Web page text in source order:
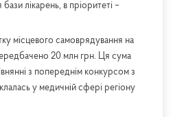
лікарень, в пріоритеті –
місцевого самоврядування на
20 млн грн. Ця сума
з попереднім конкурсом з
у медичній сфері регіону